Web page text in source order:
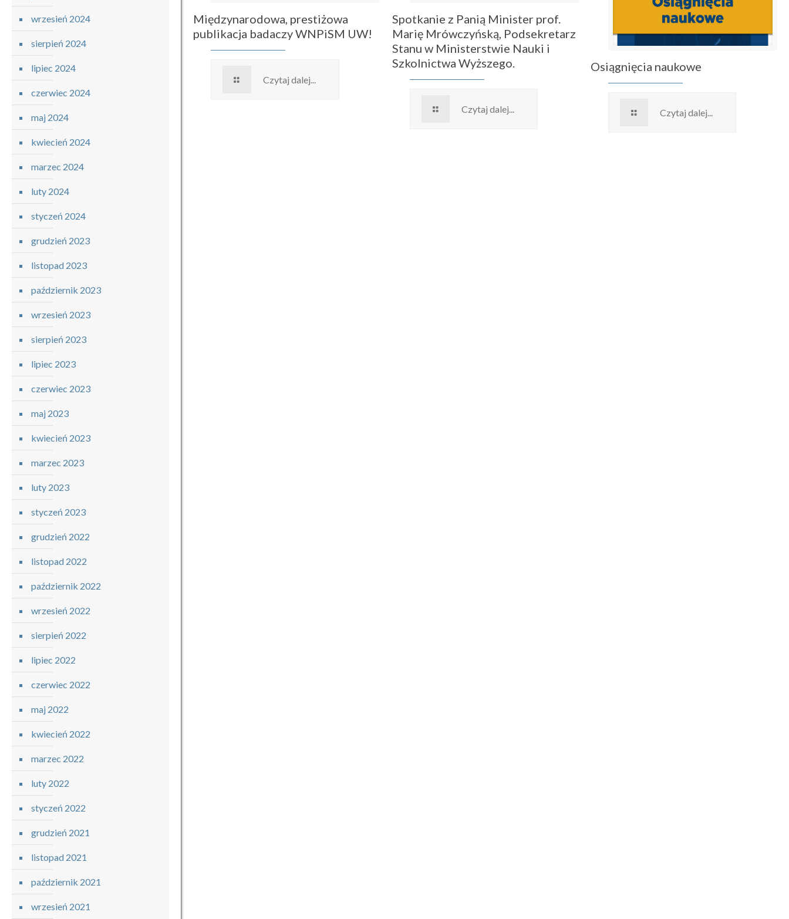
Międzynarodowa, prestiżowa
publikacja badaczy WNPiSM UW!
Czytaj dalej...
Spotkanie z Panią Minister prof.
Marię Mrówczyńską, Podsekretarz
Stanu w Ministerstwie Nauki i
Szkolnictwa Wyższego.
Czytaj dalej...
Osiągnięcia naukowe
Czytaj dalej...
wrzesień 2024
sierpień 2024
lipiec 2024
czerwiec 2024
maj 2024
kwiecień 2024
marzec 2024
luty 2024
styczeń 2024
grudzień 2023
listopad 2023
październik 2023
wrzesień 2023
sierpień 2023
lipiec 2023
czerwiec 2023
maj 2023
kwiecień 2023
marzec 2023
luty 2023
styczeń 2023
grudzień 2022
listopad 2022
październik 2022
wrzesień 2022
sierpień 2022
lipiec 2022
czerwiec 2022
maj 2022
kwiecień 2022
marzec 2022
luty 2022
styczeń 2022
grudzień 2021
listopad 2021
październik 2021
wrzesień 2021